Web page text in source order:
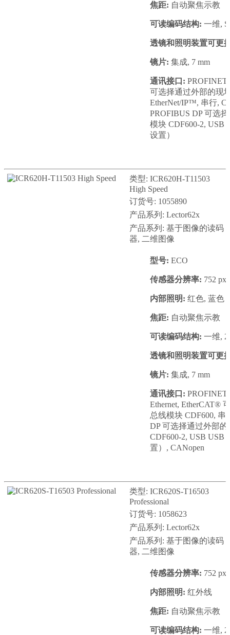
焦距: 自动聚焦示教
可读编码结构: 一维,
透镜和照明装置可更
镜片: 集成, 7 mm
通讯接口:
可选择通过外部的现
EtherNet/IP™, 串行,
PROFIBUS DP 可选
模块 CDF600-2, USB
设置）
类型: ICR620H-T11503
High Speed
订货号: 1055890
产品系列: Lector62x
产品系列: 基于图像的读码
器, 二维图像
型号: ECO
传感器分辨率: 752 px
内部照明: 红色, 蓝色
焦距: 自动聚焦示教
可读编码结构: 一维,
透镜和照明装置可更
镜片: 集成, 7 mm
通讯接口:
Ethernet, EtherCAT®
总线模块 CDF600, 串
DP 可选择通过外部
CDF600-2, USB USB
置）, CANopen
类型: ICR620S-T16503
Professional
订货号: 1058623
产品系列: Lector62x
产品系列: 基于图像的读码
器, 二维图像
传感器分辨率: 752 px
内部照明: 红外线
焦距: 自动聚焦示教
可读编码结构: 一维,